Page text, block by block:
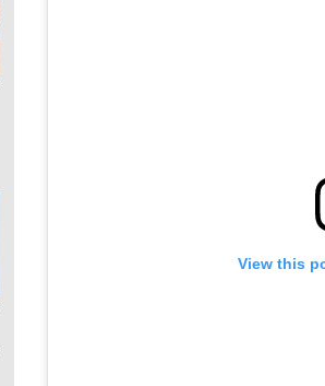
View this